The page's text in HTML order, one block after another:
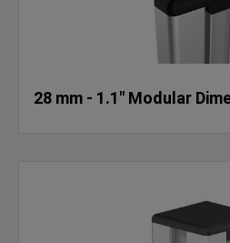
28 mm - 1.1" Modular